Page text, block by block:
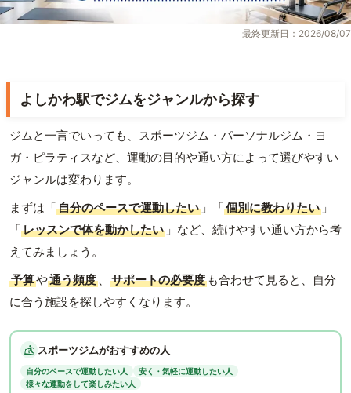
最終更新日：2026/08/07
よしかわ駅でジムをジャンルから探す
ジムと一言でいっても、スポーツジム・パーソナルジム・ヨ
ガ・ピラティスなど、運動の目的や通い方によって選びやすい
ジャンルは変わります。
まずは「自分のペースで運動したい 」「個別に教わりたい 」
「レッスンで体を動かしたい 」など、続けやすい通い方から考
えてみましょう。
予算や通う頻度 、 サポートの必要度 も合わせて見ると、自分
に合う施設を探しやすくなります。
スポーツジムがおすすめの人
自分のペースで運動したい人
安く・気軽に運動したい人
様々な運動をして楽しみたい人